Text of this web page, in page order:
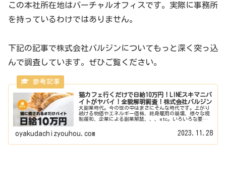
この本社所在地はバーチャルオフィスです。実際に事務所
を持っているわけではありません。
下記の記事で株式会社バルジンについてもっと深く突っ込
んで調査しています。ぜひご覧ください。
猫カフェ行くだけで日給10万円！LINEスキマニバ
イトがヤバイ！全貌解明調査！株式会社バルジン
大副業時代。今の世の中はまさにそんな時代です。上がり
続ける物価やエネルギー価格、終身雇用の崩壊、様々な規
制緩和、企業による副業解禁、、、etc。いろいろな要因
oyakudachizyouhou.com 2023.11.28